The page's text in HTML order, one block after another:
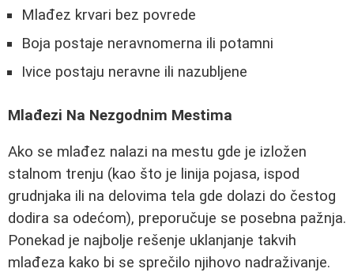
Mlađez krvari bez povrede
Boja postaje neravnomerna ili potamni
Ivice postaju neravne ili nazubljene
Mlađezi Na Nezgodnim Mestima
Ako se mlađez nalazi na mestu gde je izložen
stalnom trenju (kao što je linija pojasa, ispod
grudnjaka ili na delovima tela gde dolazi do čestog
dodira sa odećom), preporučuje se posebna pažnja.
Ponekad je najbolje rešenje uklanjanje takvih
mlađeza kako bi se sprečilo njihovo nadraživanje.